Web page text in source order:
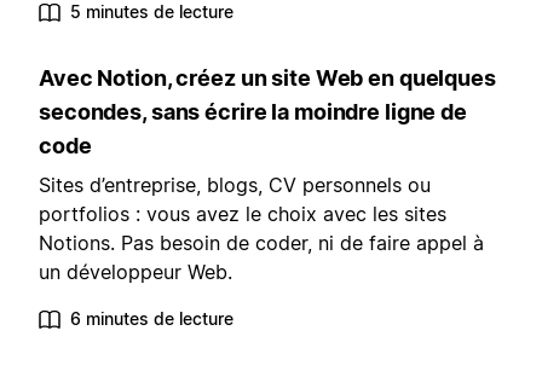
5 minutes de lecture
Avec Notion, créez un site Web en quelques
secondes, sans écrire la moindre ligne de
code
Sites d’entreprise, blogs, CV personnels ou
portfolios : vous avez le choix avec les sites
Notions. Pas besoin de coder, ni de faire appel à
un développeur Web.
6 minutes de lecture